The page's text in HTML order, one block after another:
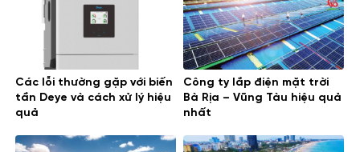
điện mặt trời sửa điện mặt trời Bà Rịa sửa điện mặt trời
Bà Rịa Vũng Tàu sửa điện mặt trời giá rẻ sửa điện mặt trời
Vũng Tàu sửa điện năng lượng mặt trời sửa điện năng
lượng mặt trời giá rẻ Vũ Sơn Solar điện mặt trời điện
năng lượng mặt trời
Các lỗi thường gặp với biến
tần Deye và cách xử lý hiệu
quả
Công ty lắp điện mặt trời
Bà Rịa – Vũng Tàu hiệu quả
nhất